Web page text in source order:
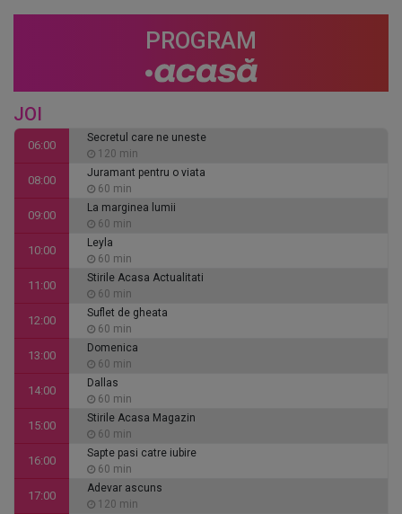
PROGRAM
JOI
06:00
Secretul care ne uneste
120 min
08:00
Juramant pentru o viata
60 min
09:00
La marginea lumii
60 min
10:00
Leyla
60 min
11:00
Stirile Acasa Actualitati
60 min
12:00
Suflet de gheata
60 min
13:00
Domenica
60 min
14:00
Dallas
60 min
15:00
Stirile Acasa Magazin
60 min
16:00
Sapte pasi catre iubire
60 min
17:00
Adevar ascuns
120 min